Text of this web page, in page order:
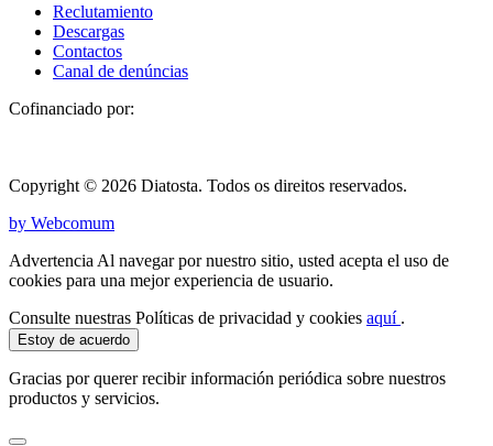
Reclutamiento
Descargas
Contactos
Canal de denúncias
Cofinanciado por:
Copyright © 2026 Diatosta. Todos os direitos reservados.
by Webcomum
Advertencia Al navegar por nuestro sitio, usted acepta el uso de
cookies para una mejor experiencia de usuario.
Consulte nuestras Políticas de privacidad y cookies aquí .
Estoy de acuerdo
Gracias por querer recibir información periódica sobre nuestros
productos y servicios.